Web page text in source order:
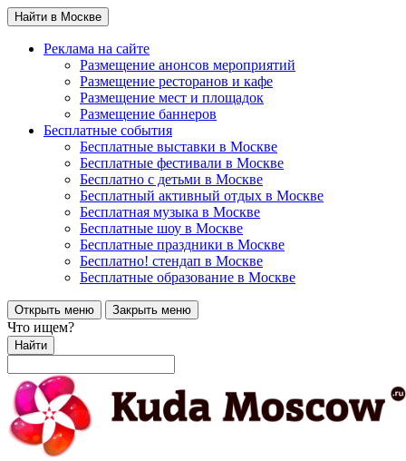
Найти в Москве
Реклама на сайте
Размещение анонсов мероприятий
Размещение ресторанов и кафе
Размещение мест и площадок
Размещение баннеров
Бесплатные события
Бесплатные выставки в Москве
Бесплатные фестивали в Москве
Бесплатно с детьми в Москве
Бесплатный активный отдых в Москве
Бесплатная музыка в Москве
Бесплатные шоу в Москве
Бесплатные праздники в Москве
Бесплатно! стендап в Москве
Бесплатные образование в Москве
Открыть меню Закрыть меню
Что ищем?
Найти